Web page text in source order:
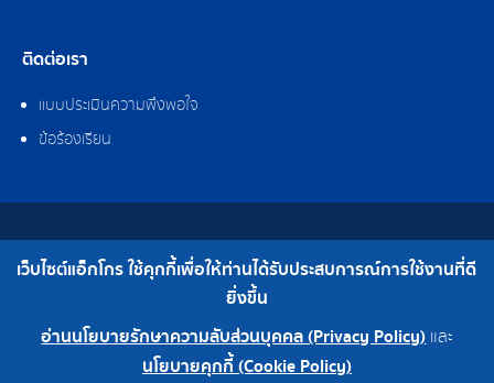
ติดต่อเรา
แบบประเมินความพึงพอใจ
ข้อร้องเรียน
สงวนลิขสิทธิ์ © 2562 บริษัท แอ็กโกร (ประเทศไทย) จำกัด
เบอร์โทร : 0-2308-2102 | โทรสาร : 0-2308-2487
เว็บไซต์แอ็กโกร ใช้คุกกี้เพื่อให้ท่านได้รับประสบการณ์การใช้งานที่ดี
ยิ่งขึ้น
อ่านนโยบายรักษาความลับส่วนบุคคล (Privacy Policy) และ
นโยบายคุกกี้ (Cookie Policy)
0-2308-2102
โรงงาน 0-2324-0515-6